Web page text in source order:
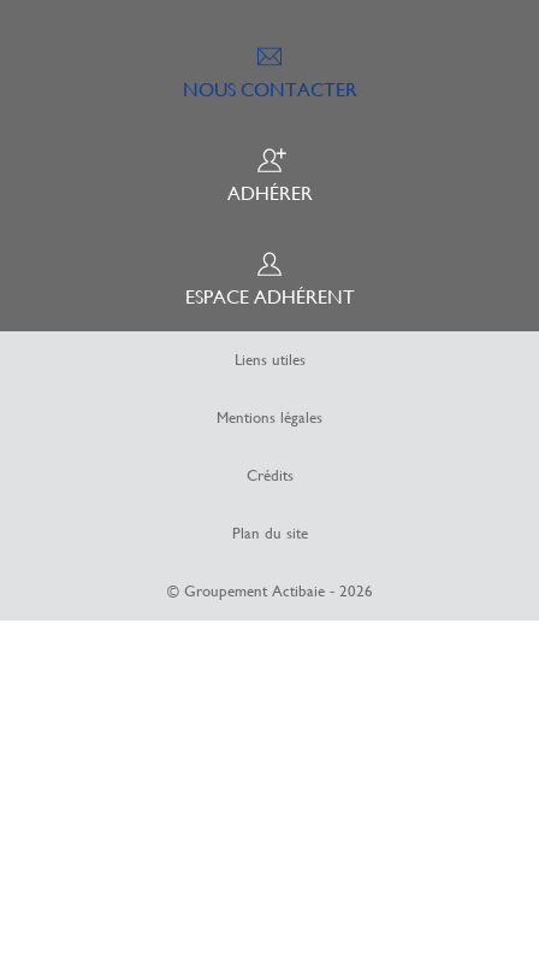
NOUS CONTACTER
ADHÉRER
ESPACE ADHÉRENT
Liens utiles
Mentions légales
Crédits
Plan du site
© Groupement Actibaie - 2026